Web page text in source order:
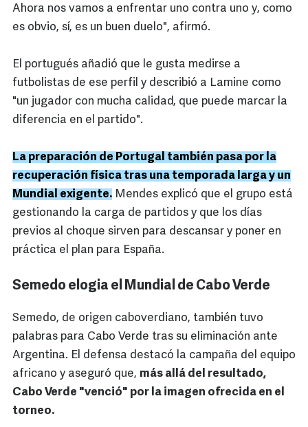
Ahora nos vamos a enfrentar uno contra uno y, como
es obvio, sí, es un buen duelo", afirmó.
El portugués añadió que le gusta medirse a
futbolistas de ese perfil y describió a Lamine como
"un jugador con mucha calidad, que puede marcar la
diferencia en el partido".
La preparación de Portugal también pasa por la
recuperación física tras una temporada larga y un
Mundial exigente. Mendes explicó que el grupo está
gestionando la carga de partidos y que los días
previos al choque sirven para descansar y poner en
práctica el plan para España.
Semedo elogia el Mundial de Cabo Verde
Semedo, de origen caboverdiano, también tuvo
palabras para Cabo Verde tras su eliminación ante
Argentina. El defensa destacó la campaña del equipo
africano y aseguró que, más allá del resultado,
Cabo Verde "venció" por la imagen ofrecida en el
torneo.